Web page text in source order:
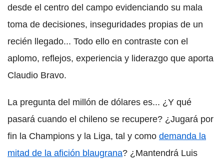
desde el centro del campo evidenciando su mala
toma de decisiones, inseguridades propias de un
recién llegado... Todo ello en contraste con el
aplomo, reflejos, experiencia y liderazgo que aporta
Claudio Bravo.
La pregunta del millón de dólares es... ¿Y qué
pasará cuando el chileno se recupere? ¿Jugará por
fin la Champions y la Liga, tal y como demanda la
mitad de la afición blaugrana? ¿Mantendrá Luis